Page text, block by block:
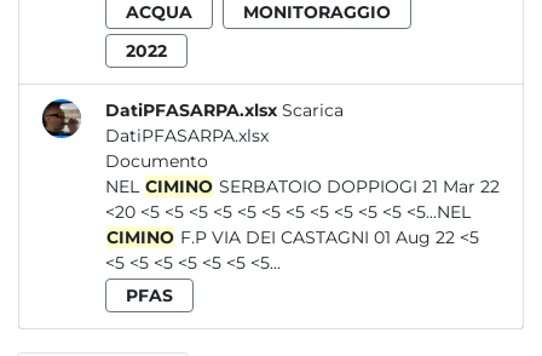
ACQUA
MONITORAGGIO
2022
DatiPFASARPA.xlsx Scarica
DatiPFASARPA.xlsx
Documento
NEL CIMINO SERBATOIO DOPPIOGI 21 Mar 22
<20 <5 <5 <5 <5 <5 <5 <5 <5 <5 <5 <5 <5...NEL
CIMINO F.P VIA DEI CASTAGNI 01 Aug 22 <5
<5 <5 <5 <5 <5 <5 <5...
PFAS